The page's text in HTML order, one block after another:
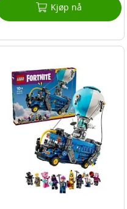
Kjøp nå